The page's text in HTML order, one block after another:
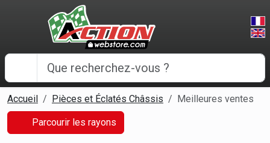
Panneau de gestion des cookies
Accueil Pièces et Éclatés Châssis Meilleures ventes
Parcourir les rayons